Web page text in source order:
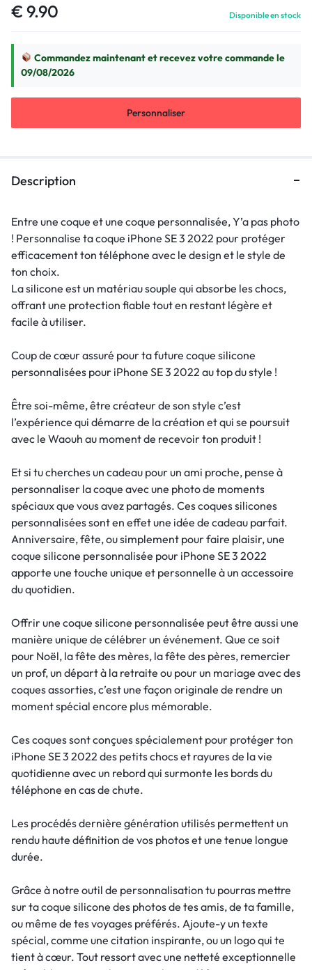
€ 9.90 Disponible en stock
Commandez maintenant et recevez votre commande le
09/08/2026
Personnaliser
Description
Entre une coque et une coque personnalisée, Y’a pas photo
! Personnalise ta coque iPhone SE 3 2022 pour protéger
efficacement ton téléphone avec le design et le style de
ton choix.
La silicone est un matériau souple qui absorbe les chocs,
offrant une protection fiable tout en restant légère et
facile à utiliser.
Coup de cœur assuré pour ta future coque silicone
personnalisées pour iPhone SE 3 2022 au top du style !
Être soi-même, être créateur de son style c’est
l’expérience qui démarre de la création et qui se poursuit
avec le Waouh au moment de recevoir ton produit !
Et si tu cherches un cadeau pour un ami proche, pense à
personnaliser la coque avec une photo de moments
spéciaux que vous avez partagés. Ces coques silicones
personnalisées sont en effet une idée de cadeau parfait.
Anniversaire, fête, ou simplement pour faire plaisir, une
coque silicone personnalisée pour iPhone SE 3 2022
apporte une touche unique et personnelle à un accessoire
du quotidien.
Offrir une coque silicone personnalisée peut être aussi une
manière unique de célébrer un événement. Que ce soit
pour Noël, la fête des mères, la fête des pères, remercier
un prof, un départ à la retraite ou pour un mariage avec des
coques assorties, c’est une façon originale de rendre un
moment spécial encore plus mémorable.
Ces coques sont conçues spécialement pour protéger ton
iPhone SE 3 2022 des petits chocs et rayures de la vie
quotidienne avec un rebord qui surmonte les bords du
téléphone en cas de chute.
Les procédés dernière génération utilisés permettent un
rendu haute définition de vos photos et une tenue longue
durée.
Grâce à notre outil de personnalisation tu pourras mettre
sur ta coque silicone des photos de tes amis, de ta famille,
ou même de tes voyages préférés. Ajoute-y un texte
spécial, comme une citation inspirante, ou un logo qui te
tient à cœur. Tout ressort avec une netteté exceptionnelle